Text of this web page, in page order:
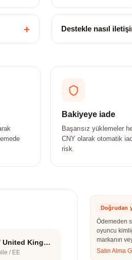
+ Destekle nasıl
Bakiyeye iade
Başarısız yüklemeler
CNY olarak otomatik
risk.
Birleşik Krallık / United Kingdom
/ EE
Doğrudan
Ödemeden
oyuncu
markanın
Satın Alma